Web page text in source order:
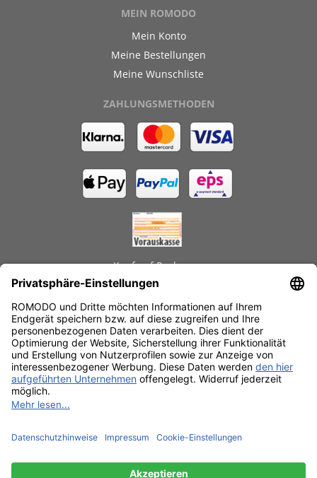
MEIN ROMODO
Mein Konto
Meine Bestellungen
Meine Wunschliste
ZAHLUNGSMETHODEN
Kauf auf Rechnung
Schnelle Lieferzeiten
Käuferschutz
Datenschutz
SSL-Verschlüsselung